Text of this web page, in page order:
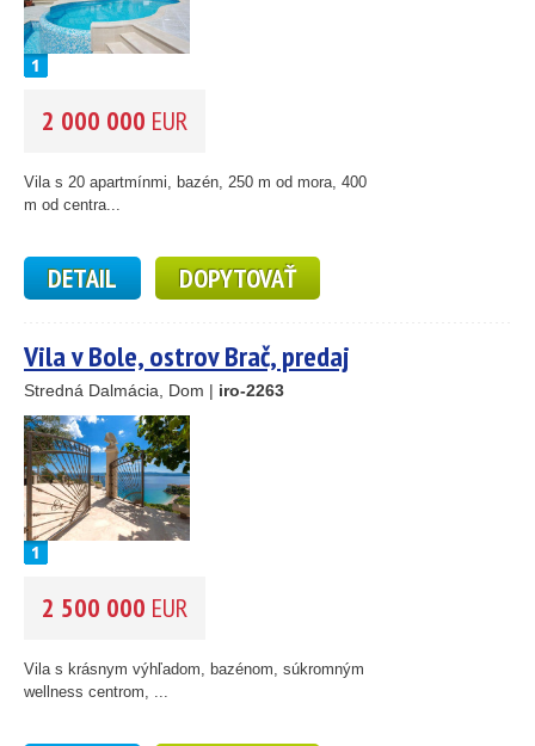
55
5
2 000 000 EUR
Vila s 20 apartmínmi, bazén, 250 m od mora, 400
m od centra...
DETAIL DOPYTOVAŤ
Vila v Bole, ostrov Brač, predaj
nehnuteľností, Chorvátsko
Stredná Dalmácia, Dom | iro-2263
2 500 000 EUR
Vila s krásnym výhľadom, bazénom, súkromným
wellness centrom, ...